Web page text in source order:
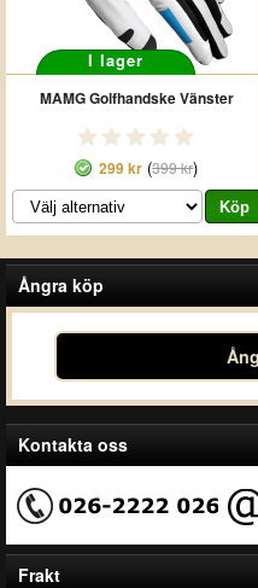
I lager
MAMG Golfhandske Vänster
299 kr (399 kr)
Ångra köp
Kontakta oss
Frakt